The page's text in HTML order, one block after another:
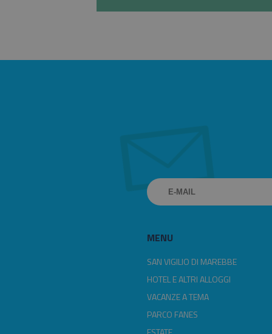
MENU
SAN VIGILIO DI MAREBBE
HOTEL E ALTRI ALLOGGI
VACANZE A TEMA
PARCO FANES